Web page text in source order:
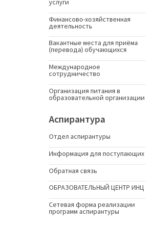
услуги
Финансово-хозяйственная
деятельность
Вакантные места для приёма
(перевода) обучающихся
Международное
сотрудничество
Организация питания в
образовательной организации
Аспирантура
Отдел аспирантуры
Информация для поступающих
Обратная связь
ОБРАЗОВАТЕЛЬНЫЙ ЦЕНТР ИНЦ
Сетевая форма реализации
программ аспирантуры